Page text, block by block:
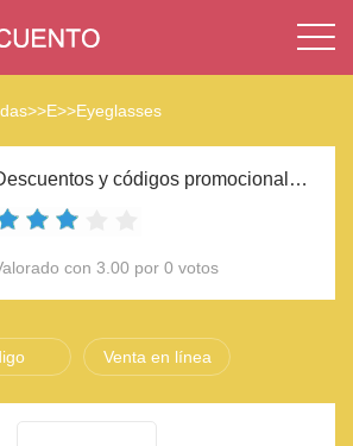
>>E>>Eyeglasses
Descuentos y códigos promocionales Eyeglasses 2023
con 3.00 por 0 votos
Venta en línea